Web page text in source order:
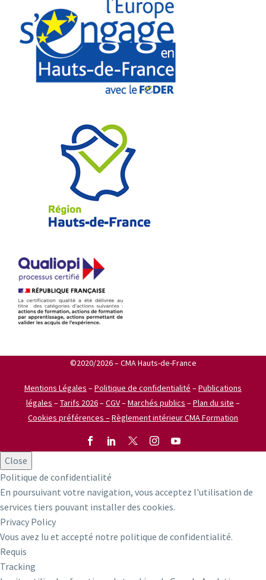
©2020/2026 – CMA Hauts-de-France
Mentions Légales –Politique de confidentialité –Publications
légales –Tarifs 2026–CGV–Marchés publics –Plan du site –
Cookies préférences –Règlement intérieur CMA Formation
Close
Politique de confidentialité
En poursuivant votre navigation, vous acceptez l'utilisation de
services tiers pouvant installer des cookies.
Privacy Policy
Vous avez lu et accepté notre politique de confidentialité.
Requis
Tracking